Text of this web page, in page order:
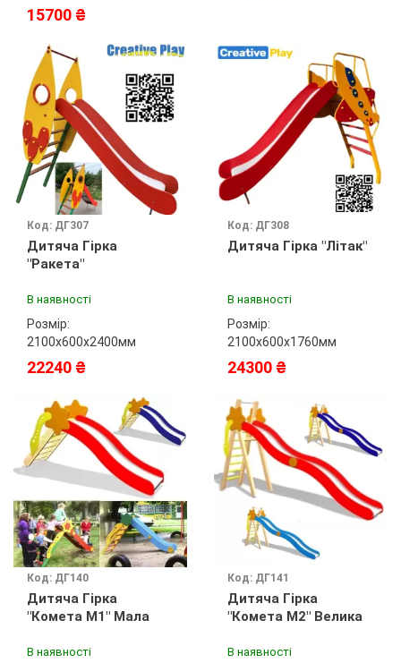
15700 ₴
Код: ДГ307
Дитяча Гірка
"Ракета"
В наявності
Розмір:
2100х600х2400мм
22240 ₴
Код: ДГ308
Дитяча Гірка "Літак"
В наявності
Розмір:
2100х600х1760мм
24300 ₴
Код: ДГ140
Дитяча Гірка
"Комета М1" Мала
В наявності
Код: ДГ141
Дитяча Гірка
"Комета М2" Велика
В наявності